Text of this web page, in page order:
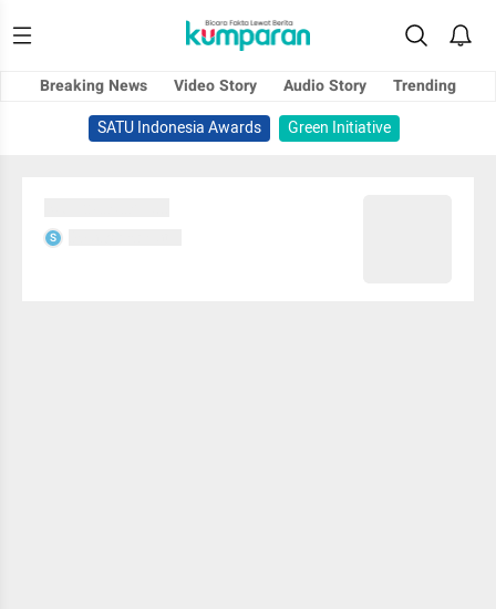
Breaking News Video Story Audio Story
Trending
SATU Indonesia Awards
Green Initiative
S